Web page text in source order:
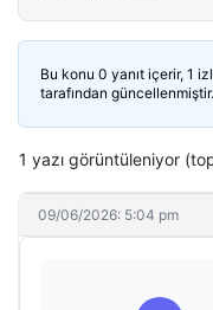
Bu konu 0 yanıt içerir, 1
tarafından güncellenmiştir.
1 yazı görüntüleniyor
09/06/2026: 5:04 pm